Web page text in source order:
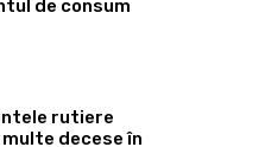
de consum
rutiere
decese în